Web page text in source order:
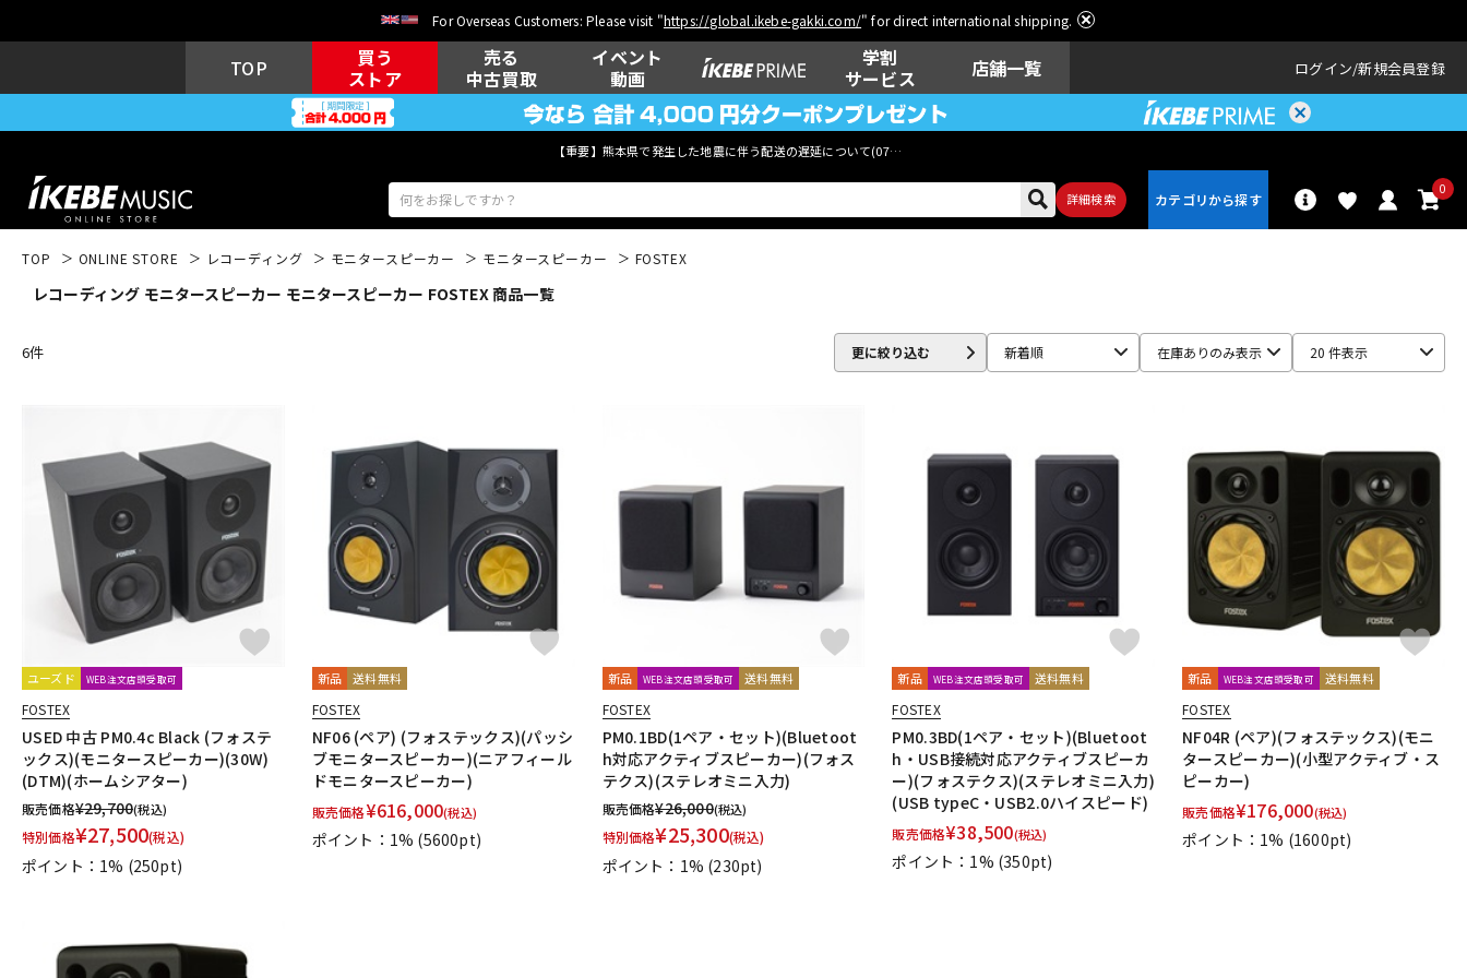
For Overseas Customers: Please visit "https://global.ikebe-gakki.com/" for direct international shipping.
TOP
買う
ストア
売る
中古買取
イベント
動画
学割
サービス
店舗一覧 ログイン 新規会員登録
【重要】熊本県で発生した地震に伴う配送の遅延について(07月29日
詳細検索
0
アコギ/エレ
DTM DTM オンラ
イン納品
レコーディン 配信/ライブ
機器
楽器アクセサ
リ
中古 ヴィンテージ
TOP ONLINE STORE レコーディング モニタースピーカー モニタースピーカー FOSTEX
レコーディング モニタースピーカー モニタースピーカー FOSTEX 商品一覧
6件 更に絞り込む 新着順 在庫ありのみ表示 20 件表示
ユーズド WEB注文店頭受取可
FOSTEX
USED 中古 PM0.4c Black (フォステ
ックス)(モニタースピーカー)(30W)
(DTM)(ホームシアター)
販売価格¥29,700(税込)
特別価格¥27,500(税込)
ポイント：1% (250pt)
新品 送料無料
FOSTEX
NF06 (ペア) (フォステックス)(パッシ
ブモニタースピーカー)(ニアフィール
ドモニタースピーカー)
販売価格¥616,000(税込)
ポイント：1% (5600pt)
新品 WEB注文店頭受取可 送料無料
FOSTEX
PM0.1BD(1ペア・セット)(Bluetoot
h対応アクティブスピーカー)(フォス
テクス)(ステレオミニ入力)
販売価格¥26,000(税込)
特別価格¥25,300(税込)
ポイント：1% (230pt)
新品 WEB注文店頭受取可 送料無料
FOSTEX
PM0.3BD(1ペア・セット)(Bluetoot
h・USB接続対応アクティブスピーカ
ー)(フォステクス)(ステレオミニ入力)
(USB typeC・USB2.0ハイスピード)
販売価格¥38,500(税込)
ポイント：1% (350pt)
新品 WEB注文店頭受取可 送料無料
FOSTEX
NF04R (ペア)(フォステックス)(モニ
タースピーカー)(小型アクティブ・ス
ピーカー)
販売価格¥176,000(税込)
ポイント：1% (1600pt)